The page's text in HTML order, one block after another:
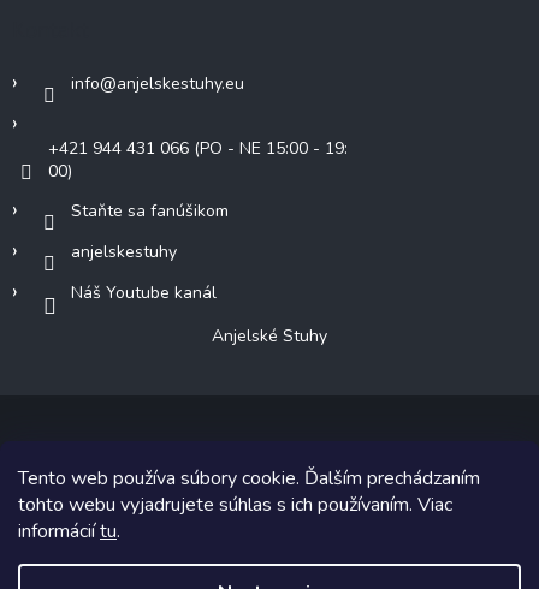
Tento web používa súbory cookie. Ďalším prechádzaním
tohto webu vyjadrujete súhlas s ich používaním. Viac
informáciítu.
info@anjelskestuhy.eu
+421 944 431 066 (PO - NE 15:00 - 19:
00)
Staňte sa fanúšikom
anjelskestuhy
Náš Youtube kanál
Anjelské Stuhy
Copyright 2026Anjelské Stuhy. Všetky práva vyhradené.
Grafický návrh vytvoril a na Shoptet implementoval
Shoptetak.cz.